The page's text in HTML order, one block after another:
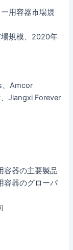
用容器市場規
規模、2020年
、Amcor
Jiangxi Forever
器の主要製品
器のグローバ